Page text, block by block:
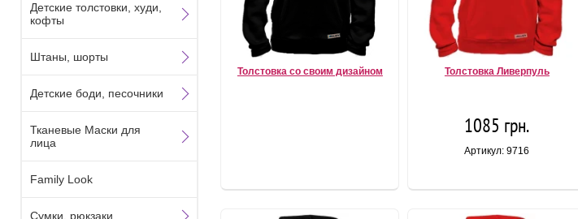
Толстовка со своим дизайном Толстовка Ливерпуль
1085 грн.
Артикул: 9716
Детские толстовки, худи,
кофты
Штаны, шорты
Детские боди, песочники
Тканевые Маски для
лица
Family Look
Сумки, рюкзаки